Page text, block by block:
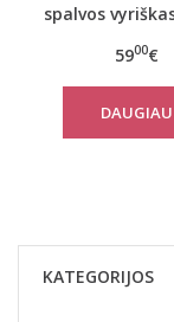
spalvos
5900€
DAUGIAU
KATEGORIJOS